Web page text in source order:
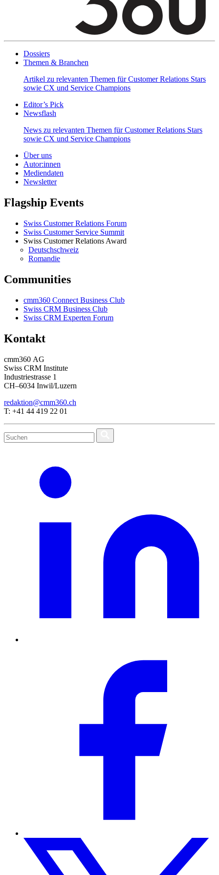
Dossiers
Themen & Branchen
Artikel zu relevanten Themen für Customer Relations Stars
sowie CX und Service Champions
Editor’s Pick
Newsflash
News zu relevanten Themen für Customer Relations Stars
sowie CX und Service Champions
Über uns
Autor:innen
Mediendaten
Newsletter
Flagship Events
Swiss Customer Relations Forum
Swiss Customer Service Summit
Swiss Customer Relations Award
Deutschschweiz
Romandie
Communities
cmm360 Connect Business Club
Swiss CRM Business Club
Swiss CRM Experten Forum
Kontakt
cmm360 AG
Swiss CRM Institute
Industriestrasse 1
CH–6034 Inwil/Luzern
redaktion@cmm360.ch
T: +41 44 419 22 01